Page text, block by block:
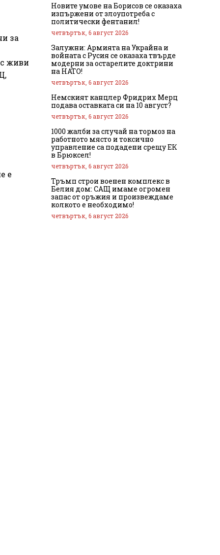
за
живи
е
Новите умове на Борисов се оказаха
изпържени от злоупотреба с
политически фентанил!
четвъртък, 6 август 2026
Залужни: Армията на Украйна и
войната с Русия се оказаха твърде
модерни за остарелите доктрини
на НАТО!
четвъртък, 6 август 2026
Немският канцлер Фридрих Мерц
подава оставката си на 10 август?
четвъртък, 6 август 2026
1000 жалби за случай на тормоз на
работното място и токсично
управление са подадени срещу ЕК
в Брюксел!
четвъртък, 6 август 2026
Тръмп строи военен комплекс в
Белия дом: САЩ имаме огромен
запас от оръжия и произвеждаме
колкото е необходимо!
четвъртък, 6 август 2026